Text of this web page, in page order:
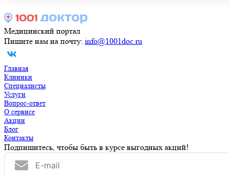
Медицинский портал
Пишите нам на почту: info@1001doc.ru
Главная
Клиники
Специалисты
Услуги
Вопрос-ответ
О сервисе
Акции
Блог
Контакты
Подпишитесь, чтобы быть в курсе выгодных акций!